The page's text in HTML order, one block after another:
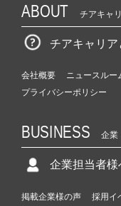
ABOUT チアキャ
チアキャリア
会社概要 ニュースルー
プライバシーポリシー
BUSINESS 企業
企業担当者様
掲載企業様の声 採用イ